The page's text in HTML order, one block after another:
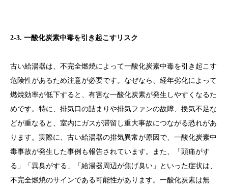
2-3. 一酸化炭素中毒を引き起こすリスク
古い給湯器は、不完全燃焼によって一酸化炭素中毒を引き起こす
危険性があるため注意が必要です。なぜなら、経年劣化によって
燃焼効率が低下すると、有害な一酸化炭素が発生しやすくなるた
めです。特に、排気口の詰まりや排気ファンの故障、換気不足な
どが重なると、室内にガスが滞留し重大事故につながる恐れがあ
ります。実際に、古い給湯器の排気異常が原因で、一酸化炭素中
毒事故が発生した事例も報告されています。また、「頭痛がす
る」「異臭がする」「給湯器周辺が焦げ臭い」といった症状は、
不完全燃焼のサインである可能性があります。一酸化炭素は無